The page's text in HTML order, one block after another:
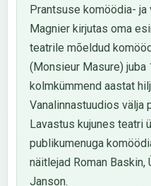
Prantsuse komöödia-
Magnier kirjutas oma
teatrile mõeldud
(Monsieur Masure) juba
kolmkümmend aastat
Vanalinnastuudios välja
Lavastus kujunes teatri
publikumenuga
näitlejad Roman Baskin,
Janson.